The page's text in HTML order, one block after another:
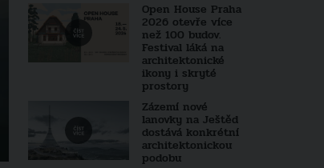
Open House Praha
2026 otevře více
než 100 budov.
Festival láká na
architektonické
ikony i skryté
prostory
Zázemí nové
lanovky na Ještěd
dostává konkrétní
architektonickou
podobu